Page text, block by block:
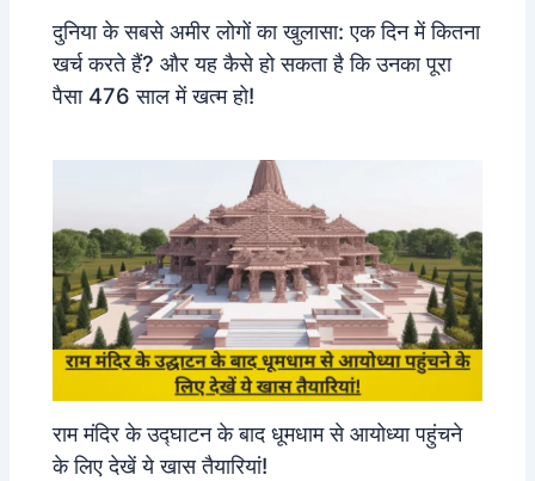
दुनिया के सबसे अमीर लोगों का खुलासा: एक दिन में कितना
खर्च करते हैं? और यह कैसे हो सकता है कि उनका पूरा
पैसा 476 साल में खत्म हो!
राम मंदिर के उद्घाटन के बाद धूमधाम से आयोध्या पहुंचने
के लिए देखें ये खास तैयारियां!